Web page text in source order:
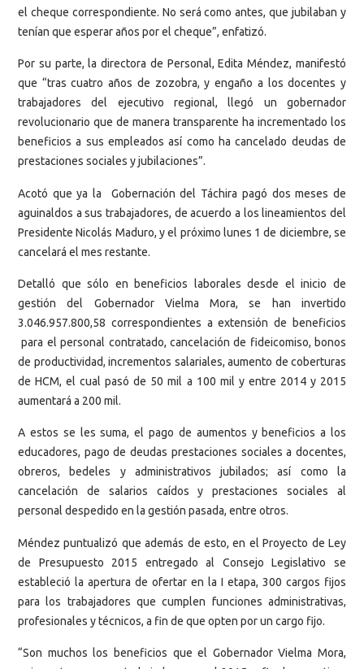
el cheque correspondiente. No será como antes, que jubilaban y
tenían que esperar años por el cheque”, enfatizó.
Por su parte, la directora de Personal, Edita Méndez, manifestó
que “tras cuatro años de zozobra, y engaño a los docentes y
trabajadores del ejecutivo regional, llegó un gobernador
revolucionario que de manera transparente ha incrementado los
beneficios a sus empleados así como ha cancelado deudas de
prestaciones sociales y jubilaciones”.
Acotó que ya la Gobernación del Táchira pagó dos meses de
aguinaldos a sus trabajadores, de acuerdo a los lineamientos del
Presidente Nicolás Maduro, y el próximo lunes 1 de diciembre, se
cancelará el mes restante.
Detalló que sólo en beneficios laborales desde el inicio de
gestión del Gobernador Vielma Mora, se han invertido
3.046.957.800,58 correspondientes a extensión de beneficios
para el personal contratado, cancelación de fideicomiso, bonos
de productividad, incrementos salariales, aumento de coberturas
de HCM, el cual pasó de 50 mil a 100 mil y entre 2014 y 2015
aumentará a 200 mil.
A estos se les suma, el pago de aumentos y beneficios a los
educadores, pago de deudas prestaciones sociales a docentes,
obreros, bedeles y administrativos jubilados; así como la
cancelación de salarios caídos y prestaciones sociales al
personal despedido en la gestión pasada, entre otros.
Méndez puntualizó que además de esto, en el Proyecto de Ley
de Presupuesto 2015 entregado al Consejo Legislativo se
estableció la apertura de ofertar en la I etapa, 300 cargos fijos
para los trabajadores que cumplen funciones administrativas,
profesionales y técnicos, a fin de que opten por un cargo fijo.
“Son muchos los beneficios que el Gobernador Vielma Mora,